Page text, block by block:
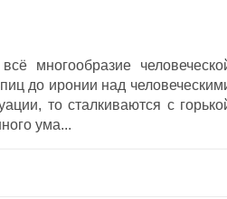
многообразие
до иронии над
то сталкиваются с
ума...